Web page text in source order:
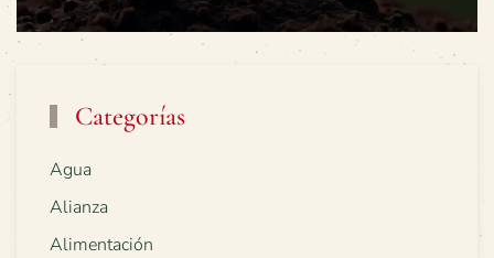
Categorías
Agua
Alianza
Alimentación